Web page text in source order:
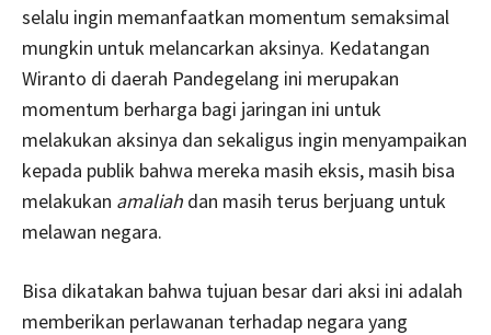
selalu ingin memanfaatkan momentum semaksimal
mungkin untuk melancarkan aksinya. Kedatangan
Wiranto di daerah Pandegelang ini merupakan
momentum berharga bagi jaringan ini untuk
melakukan aksinya dan sekaligus ingin menyampaikan
kepada publik bahwa mereka masih eksis, masih bisa
melakukan amaliah dan masih terus berjuang untuk
melawan negara.
Bisa dikatakan bahwa tujuan besar dari aksi ini adalah
memberikan perlawanan terhadap negara yang